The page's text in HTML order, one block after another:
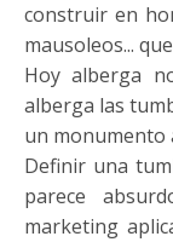
construir en
mausoleos...
Hoy alberga
alberga las
un monumento
Definir una
parece
marketing